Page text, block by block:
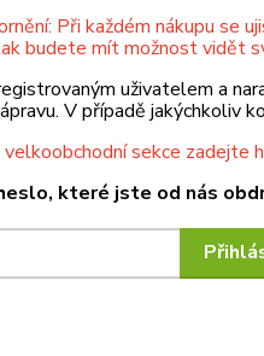
Při každém nákupu se
budete mít možnost vidět
uživatelem a
V případě jakýchkoliv
sekce zadejte
které jste od nás